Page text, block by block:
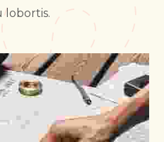
lobortis.